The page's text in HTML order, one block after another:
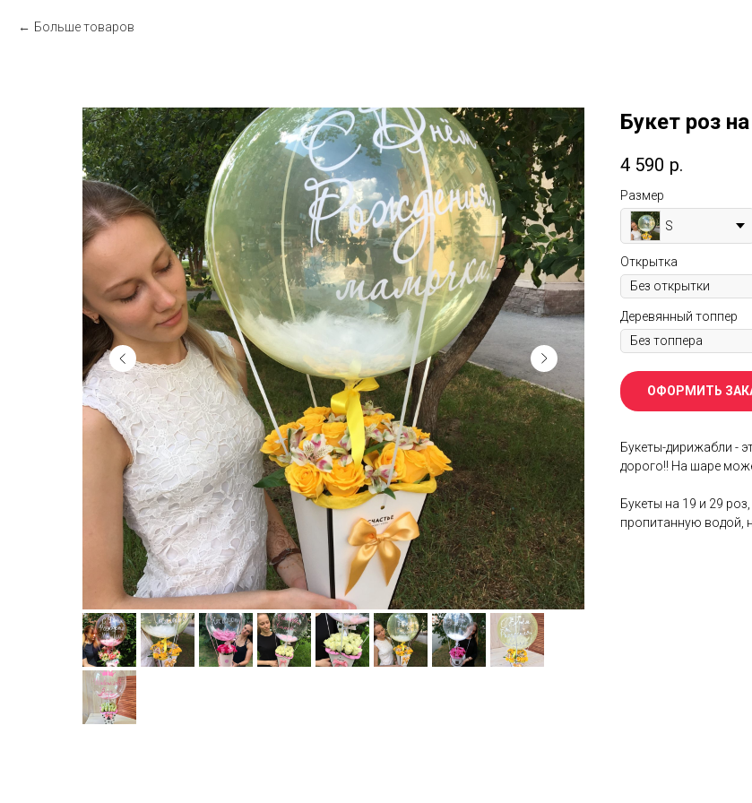
Больше товаров
Букет роз
4 590 р.
Размер
S
Открытка
Деревянный топпер
ОФОРМИТЬ
Букеты-дирижабли -
дорого!! На шаре
Букеты на 19 и 29
пропитанную водой,